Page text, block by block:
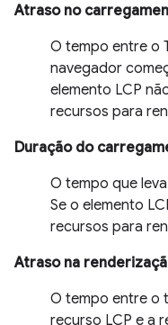
Atraso no
O tempo entre o
navegador
elemento LCP
recursos para
Duração do
O tempo que
Se o elemento
recursos para
Atraso na
O tempo entre o
recurso LCP e a